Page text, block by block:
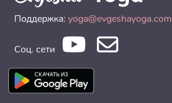
Поддержка: yoga@evgeshayoga.com
Соц. сети